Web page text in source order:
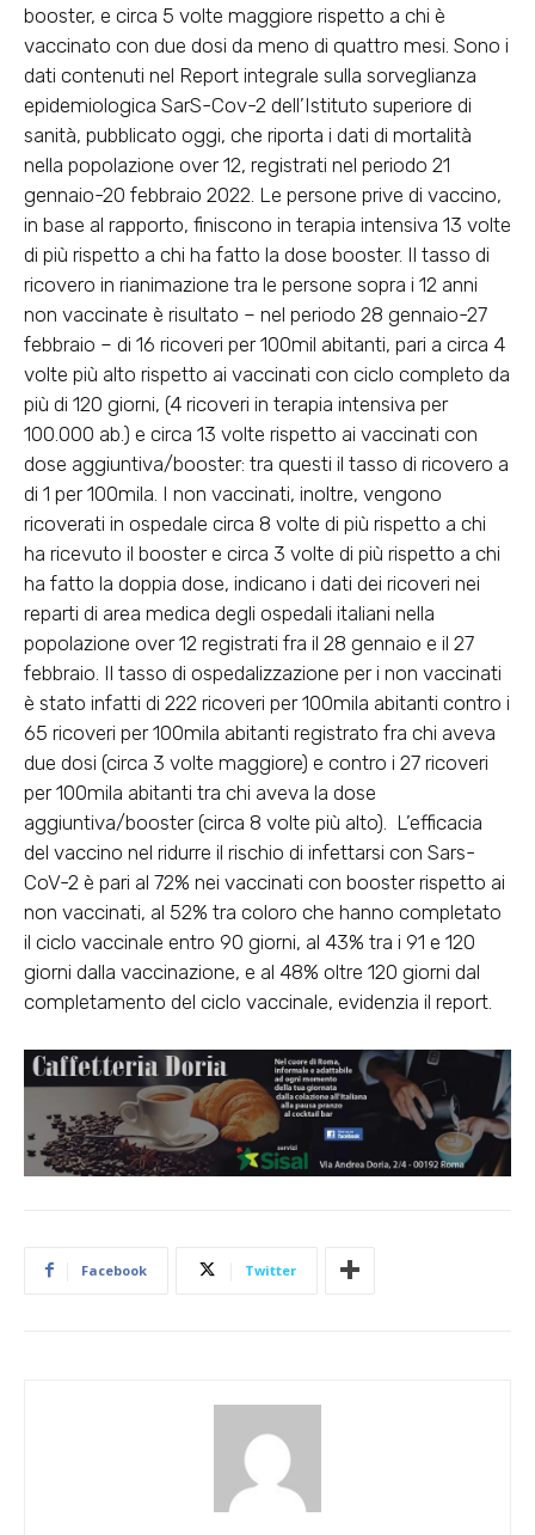
booster, e circa 5 volte maggiore rispetto a chi è
vaccinato con due dosi da meno di quattro mesi. Sono i
dati contenuti nel Report integrale sulla sorveglianza
epidemiologica SarS-Cov-2 dell’Istituto superiore di
sanità, pubblicato oggi, che riporta i dati di mortalità
nella popolazione over 12, registrati nel periodo 21
gennaio-20 febbraio 2022. Le persone prive di vaccino,
in base al rapporto, finiscono in terapia intensiva 13 volte
di più rispetto a chi ha fatto la dose booster. Il tasso di
ricovero in rianimazione tra le persone sopra i 12 anni
non vaccinate è risultato – nel periodo 28 gennaio-27
febbraio – di 16 ricoveri per 100mil abitanti, pari a circa 4
volte più alto rispetto ai vaccinati con ciclo completo da
più di 120 giorni, (4 ricoveri in terapia intensiva per
100.000 ab.) e circa 13 volte rispetto ai vaccinati con
dose aggiuntiva/booster: tra questi il tasso di ricovero a
di 1 per 100mila. I non vaccinati, inoltre, vengono
ricoverati in ospedale circa 8 volte di più rispetto a chi
ha ricevuto il booster e circa 3 volte di più rispetto a chi
ha fatto la doppia dose, indicano i dati dei ricoveri nei
reparti di area medica degli ospedali italiani nella
popolazione over 12 registrati fra il 28 gennaio e il 27
febbraio. Il tasso di ospedalizzazione per i non vaccinati
è stato infatti di 222 ricoveri per 100mila abitanti contro i
65 ricoveri per 100mila abitanti registrato fra chi aveva
due dosi (circa 3 volte maggiore) e contro i 27 ricoveri
per 100mila abitanti tra chi aveva la dose
aggiuntiva/booster (circa 8 volte più alto). L’efficacia
del vaccino nel ridurre il rischio di infettarsi con Sars-
CoV-2 è pari al 72% nei vaccinati con booster rispetto ai
non vaccinati, al 52% tra coloro che hanno completato
il ciclo vaccinale entro 90 giorni, al 43% tra i 91 e 120
giorni dalla vaccinazione, e al 48% oltre 120 giorni dal
completamento del ciclo vaccinale, evidenzia il report.
Facebook Twitter